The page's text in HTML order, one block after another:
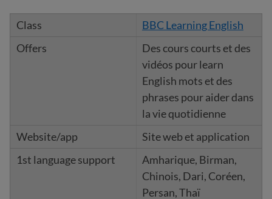
BBC Learning English
Des cours courts et des
vidéos pour learn
English mots et des
phrases pour aider dans
la vie quotidienne
Site web et application
Amharique, Birman,
Chinois, Dari, Coréen,
Persan, Thaï